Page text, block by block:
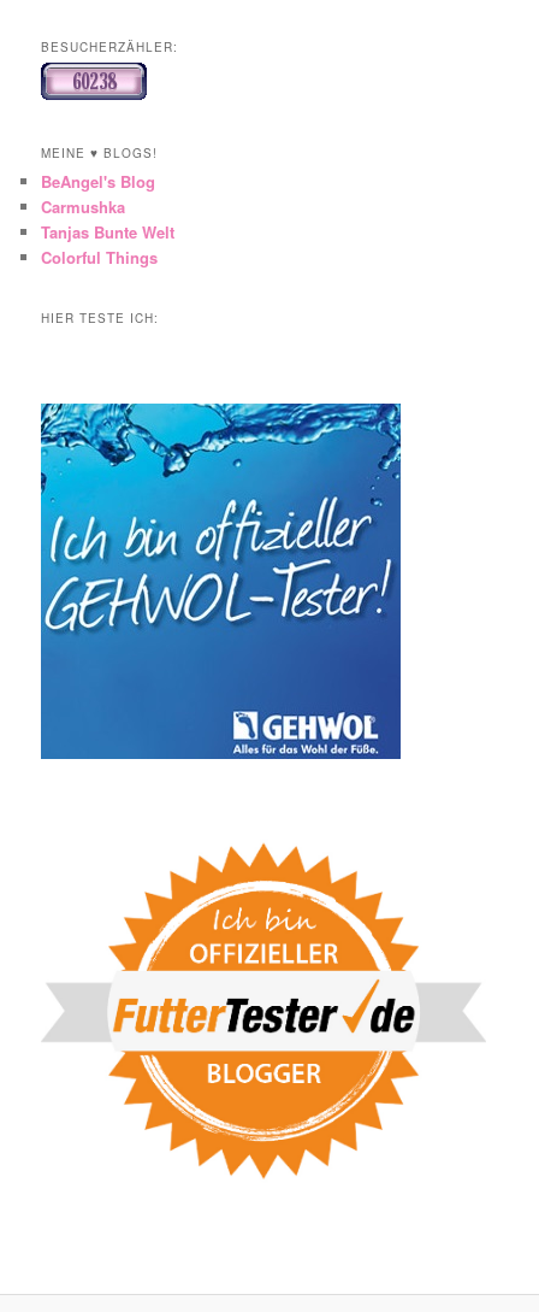
BESUCHERZÄHLER:
MEINE ♥ BLOGS!
BeAngel's Blog
Carmushka
Tanjas Bunte Welt
Colorful Things
HIER TESTE ICH: